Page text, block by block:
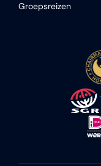
Groepsreizen